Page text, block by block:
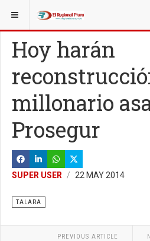
ESTÁ AQUÍ:
Hoy harán
millonario
Prosegur
SUPER USER 22 MAY 2014
TALARA
PREVIOUS ARTICLE